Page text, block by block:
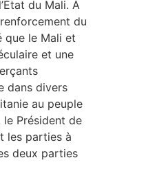
du Mali. À
du
que le Mali et
et une
dans divers
au peuple
Président de
les parties à
deux parties